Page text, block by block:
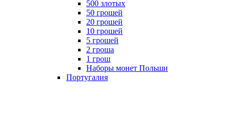
500 злотых
50 грошей
20 грошей
10 грошей
5 грошей
2 гроша
1 грош
Наборы монет Польши
Португалия